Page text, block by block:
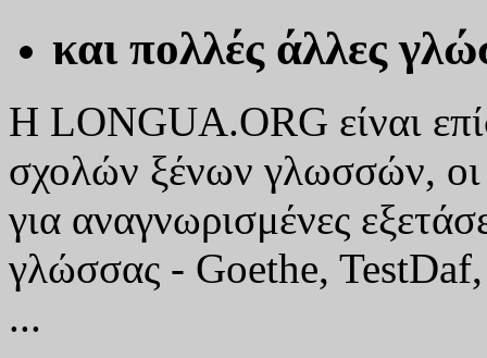
και πολλές άλλες
Η LONGUA.ORG είναι
σχολών ξένων γλωσσών, οι
για αναγνωρισμένες
γλώσσας - Goethe,
...